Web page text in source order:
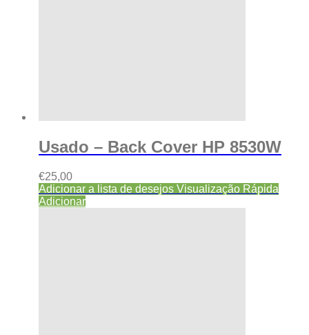
Usado – Back Cover HP 8530W
€25,00
Adicionar a lista de desejos Visualização Rápida
Adicionar